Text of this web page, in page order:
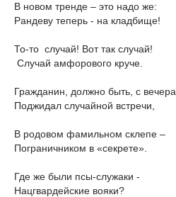
В новом тренде – это надо же:
Рандеву теперь - на кладбище!
То-то случай! Вот так случай!
Случай амфорового круче.
Гражданин, должно быть, с вечера
Поджидал случайной встречи,
В родовом фамильном склепе –
Пограничником в «секрете».
Где же были псы-служаки -
Нацгвардейские вояки?